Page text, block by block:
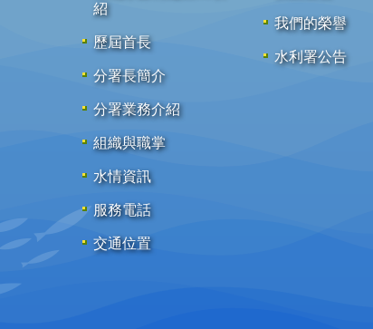
紹
歷屆首長
分署長簡介
分署業務介紹
組織與職掌
水情資訊
服務電話
交通位置
我們的榮譽
水利署公告